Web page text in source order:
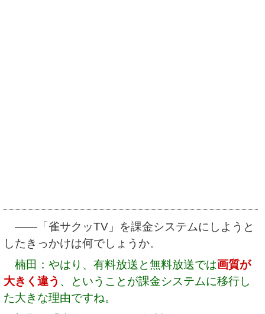
――「雀サクッTV」を課金システムにしようと
したきっかけは何でしょうか。
楠田：やはり、有料放送と無料放送では画質が
大きく違う 、ということが課金システムに移行し
た大きな理由ですね。